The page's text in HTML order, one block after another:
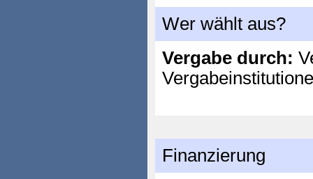
Wer wählt aus?
Vergabe durch:
Finanzierung